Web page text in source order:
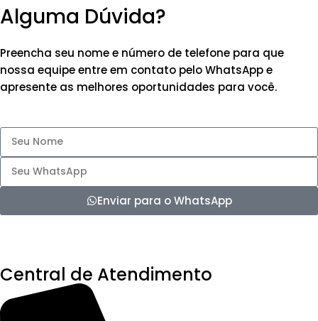
Alguma Dúvida?
Preencha seu nome e número de telefone para que
nossa equipe entre em contato pelo WhatsApp e
apresente as melhores oportunidades para você.
Enviar para o WhatsApp
Central de Atendimento